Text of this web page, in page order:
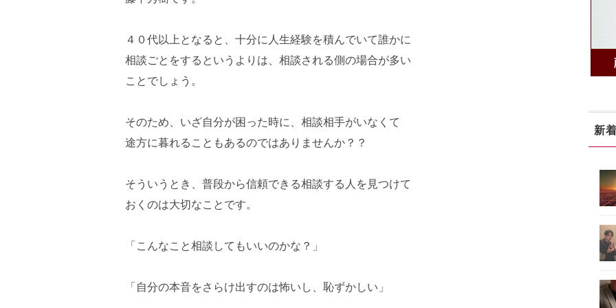
４０代以上となると、十分に人生経験を積んでいて誰かに
相談ごとをするというよりは、相談される側の場合が多い
ことでしょう。
そのため、いざ自分が困った時に、相談相手がいなくて
途方に暮れることもあるのではありませんか？？
そういうとき、普段から信頼できる相談する人を見つけて
おくのは大切なことです。
「こんなこと相談してもいいのかな？」
「自分の本音をさらけ出すのは怖いし、恥ずかしい」
新